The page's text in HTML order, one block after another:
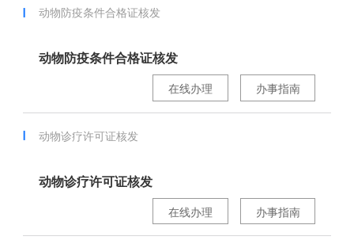
动物防疫条件合格证核发
动物防疫条件合格证核发
办事指南
在线办理
动物诊疗许可证核发
动物诊疗许可证核发
办事指南
在线办理